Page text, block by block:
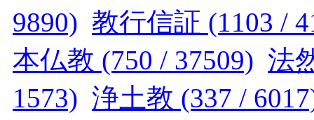
9890) 教行信証 (1103 /
本仏教 (750 / 37509) 法
1573) 浄土教 (337 /